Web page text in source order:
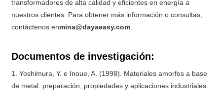
transformadores de alta calidad y eficientes en energía a
nuestros clientes. Para obtener más información o consultas,
contáctenos enmina@dayaeasy.com
Documentos de investigación:
1. Yoshimura, Y. e Inoue, A. (1998). Materiales amorfos a base
de metal: preparación, propiedades y aplicaciones industriales.